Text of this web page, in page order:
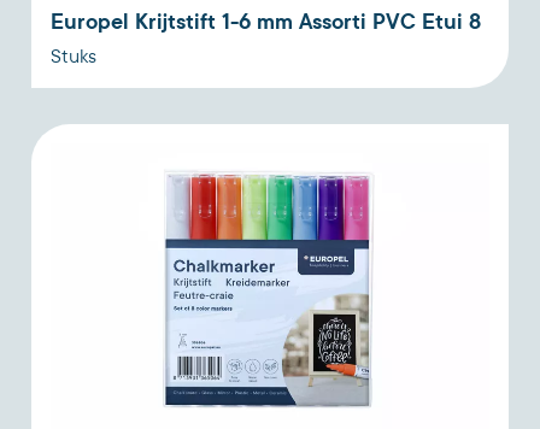
Europel Krijtstift 1-6 mm Assorti PVC Etui 8
Stuks